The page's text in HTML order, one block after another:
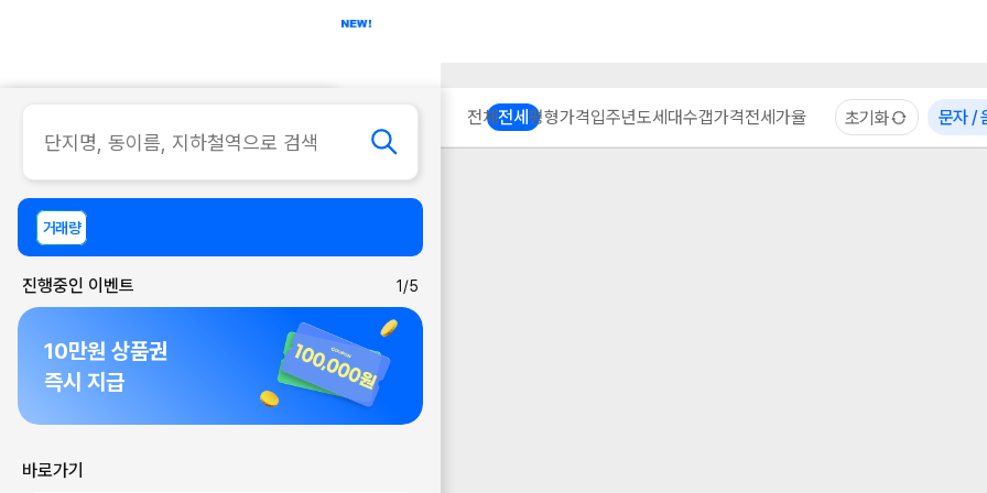
사무실
거래량
진행중인 이벤트 1/5
10만원 상품권
즉시 지급
바로가기
전체전세 평형가격입주년도세대수갭가격전세가율 초기화 문자 /